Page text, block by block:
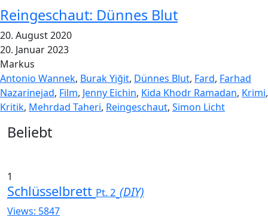
Reingeschaut: Dünnes Blut
20. August 2020
20. Januar 2023
Markus
Antonio Wannek, Burak Yiğit, Dünnes Blut, Fard, Farhad
Nazarinejad, Film, Jenny Eichin, Kida Khodr Ramadan, Krimi,
Kritik, Mehrdad Taheri, Reingeschaut, Simon Licht
Widgets
Beliebt
1
Schlüsselbrett Pt. 2 (DIY)
Views: 5847